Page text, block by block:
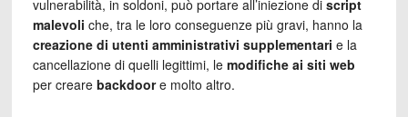
vulnerabilità, in soldoni, può portare all’iniezione di script
malevoli che, tra le loro conseguenze più gravi, hanno la
creazione di utenti amministrativi supplementari e la
cancellazione di quelli legittimi, le modifiche ai siti web
per creare backdoore molto altro.